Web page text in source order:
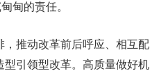
甸的责任。
推动改革前后呼应、相互配
型引领型改革。高质量做好机